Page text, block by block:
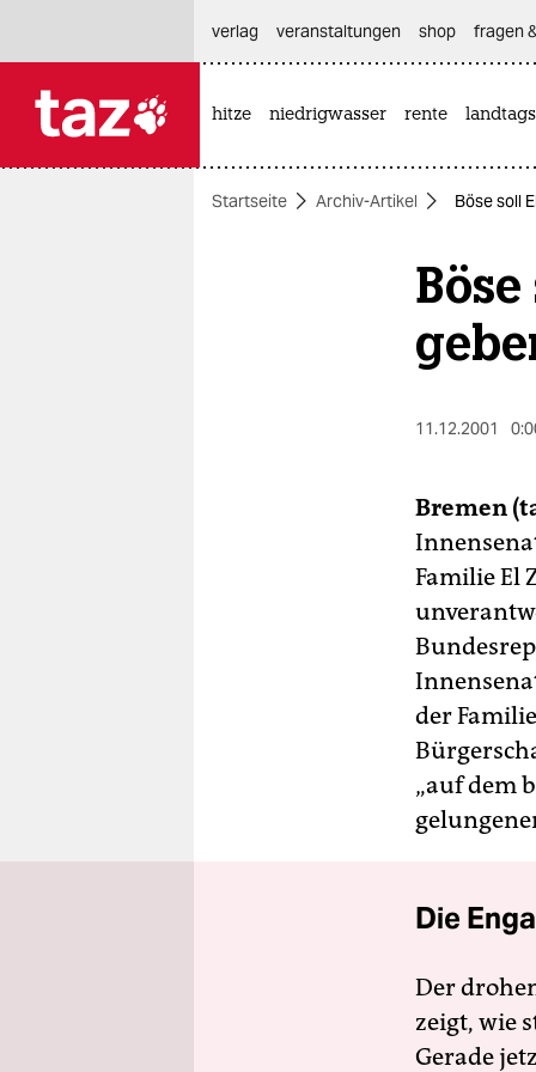
themen
verlag
veranstaltungen shop fragen
hitze niedrigwasser rente
Startseite Archiv-Artikel Böse soll
11.12.2001
Bremen
Familie El
der
„auf dem
Die
Der
zeigt, wie
Gerade